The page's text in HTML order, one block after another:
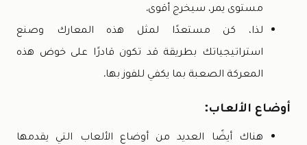
مستوى يمر، سيخرج أقوى.
لذا، كن مستعدًا لمثل هذه المعارك وصنع
استراتيجياتك بطريقة قد تكون قادرًا على خوض هذه
المعركة الصعبة بما يكفي للفوز بها.
أوضاع الألعاب:
هناك أيضًا العديد من أوضاع الألعاب التي يقدمها